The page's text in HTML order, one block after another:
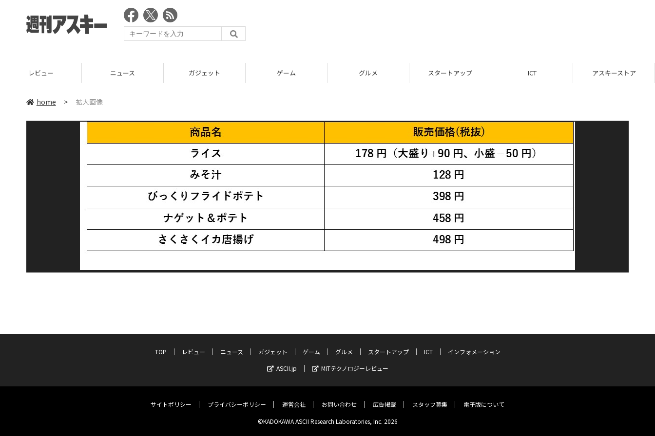
レビュー ニュース ガジェット ゲーム グルメ スタートアップ ICT アスキーストア
home > 拡大画像
TOP レビュー ニュース ガジェット ゲーム グルメ スタートアップ ICT
インフォメーション
ASCII.jp
MITテクノロジーレビュー
サイトポリシー プライバシーポリシー 運営会社 お問い合わせ 広告掲載 スタッフ募集 電子版について
©KADOKAWA ASCII Research Laboratories, Inc. 2026